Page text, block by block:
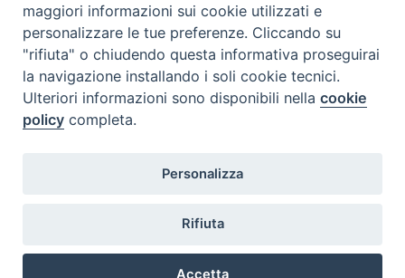
Avepro
Servizio nazionale per gli studi superiori di teologia e di
scienze religiose
Facoltà Teologica dell'Italia Settentrionale
facebookyoutube
maggiori informazioni sui cookie utilizzati e
personalizzare le tue preferenze. Cliccando su
"rifiuta" o chiudendo questa informativa proseguirai
la navigazione installando i soli cookie tecnici.
Ulteriori informazioni sono disponibili nellacookie
policy completa.
Personalizza
Rifiuta
Accetta